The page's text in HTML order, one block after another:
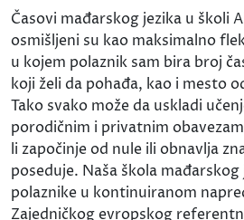
Časovi mađarskog jezika u školi
osmišljeni su kao maksimalno
u kojem polaznik sam bira broj
koji želi da pohađa, kao i mesto
Tako svako može da uskladi
porodičnim i privatnim
li započinje od nule ili obnavlja
poseduje. Naša škola
polaznike u kontinuiranom
Zajedničkog evropskog